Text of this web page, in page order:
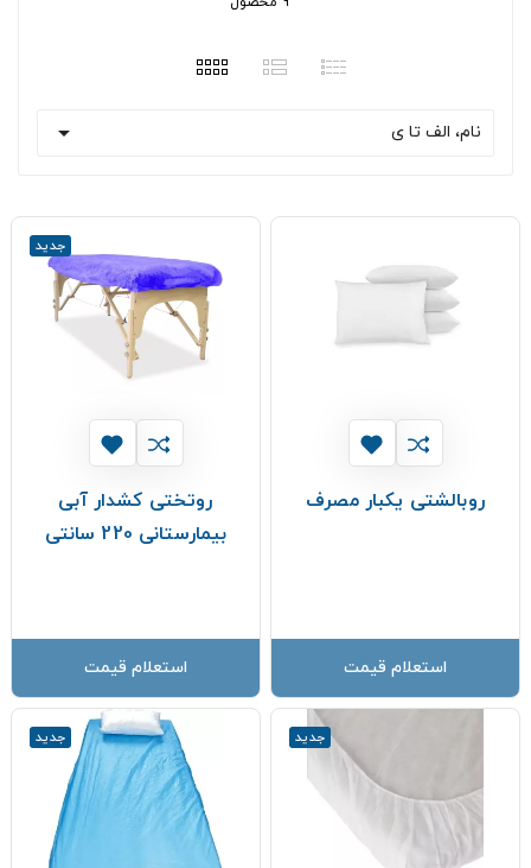
نام، الف تا ی 
روبالشتی یکبار مصرف
استعلام قیمت
جدید
روتختی کشدار آبی
بیمارستانی 220 سانتی
استعلام قیمت
جدید جدید